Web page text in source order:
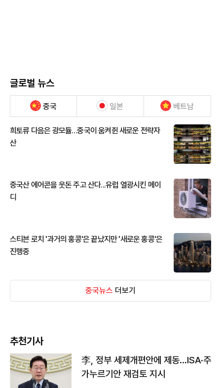
글로벌 뉴스
중국 일본 베트남
희토류 다음은 광모듈…중국이 움켜쥔 새로운 전략자
산
중국산 에어콘을 웃돈 주고 산다...유럽 열광시킨 메이
디
스티븐 로치 '과거의 홍콩'은 끝났지만 '새로운 홍콩'은
진행중
중국뉴스 더보기
추천기사
李, 정부 세제개편안에 제동…ISA·주
가누르기안 재검토 지시